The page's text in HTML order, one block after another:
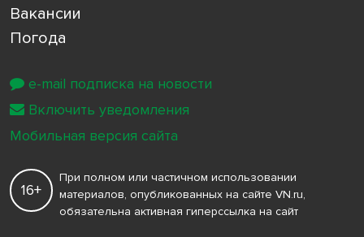
Вакансии
Погода
16+
При полном или частичном использовании
материалов, опубликованных на сайте VN.ru,
обязательна активная гиперссылка на сайт
e-mail подписка на новости
Включить уведомления
Мобильная версия сайта